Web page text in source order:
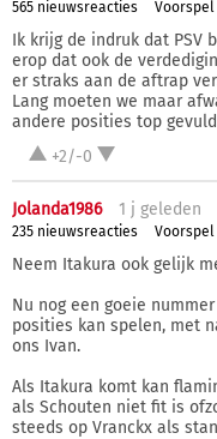
565 nieuwsreacties Voorspel
Ik krijg de indruk dat PSV
erop dat ook de
er straks aan de aftrap
Lang moeten we maar
andere posities top
+2/-0
Jolanda1986 1 j geleden
235 nieuwsreacties Voorspel
Neem Itakura ook gelijk
Nu nog een goeie
posities kan spelen, met
ons Ivan.
Als Itakura komt kan
als Schouten niet fit is
steeds op Vranckx als